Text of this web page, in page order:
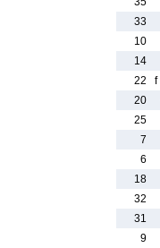
33
10
14
22
f
20
25
7
6
18
32
31
9